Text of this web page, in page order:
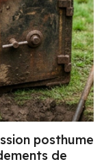
posthume
de